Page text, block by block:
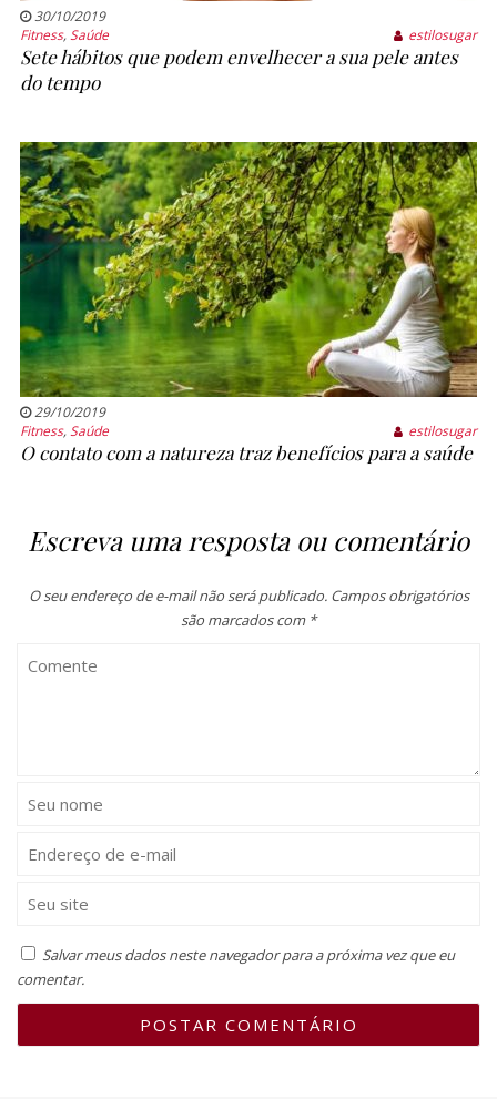
30/10/2019
Fitness,Saúde estilosugar
Sete hábitos que podem envelhecer a sua pele antes
do tempo
29/10/2019
Fitness,Saúde estilosugar
O contato com a natureza traz benefícios para a saúde
Escreva uma resposta ou comentário
O seu endereço de e-mail não será publicado. Campos obrigatórios
são marcados com *
Salvar meus dados neste navegador para a próxima vez que eu
comentar.